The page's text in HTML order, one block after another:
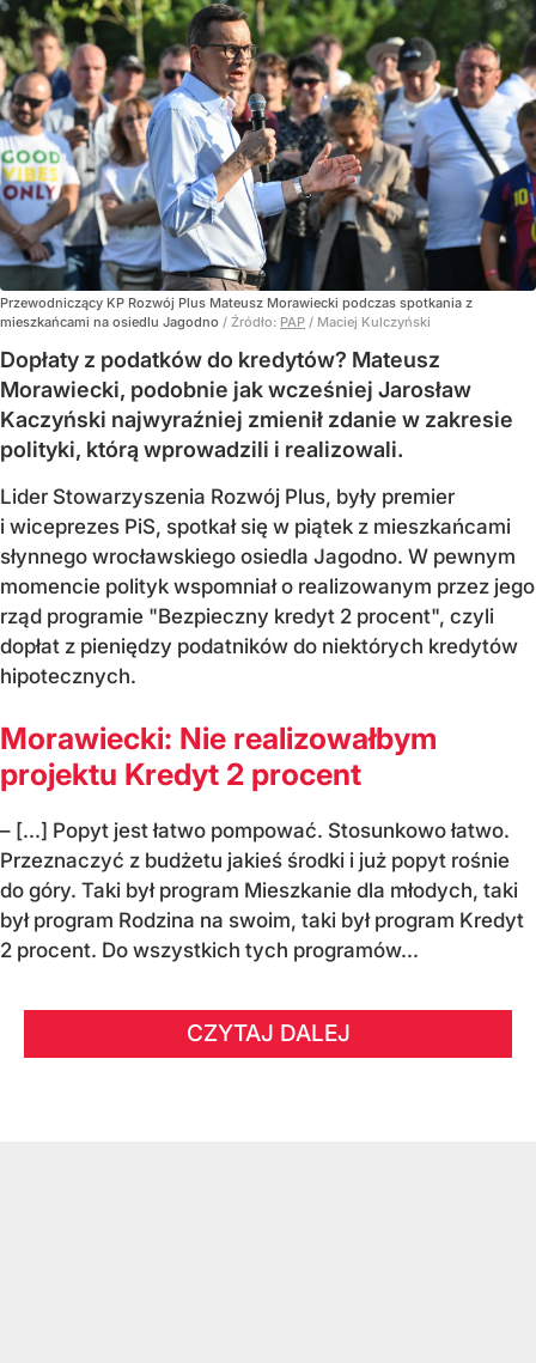
Przewodniczący KP Rozwój Plus Mateusz Morawiecki podczas spotkania z
mieszkańcami na osiedlu Jagodno / Źródło: PAP / Maciej Kulczyński
Dopłaty z podatków do kredytów? Mateusz
Morawiecki, podobnie jak wcześniej Jarosław
Kaczyński najwyraźniej zmienił zdanie w zakresie
polityki, którą wprowadzili i realizowali.
Lider Stowarzyszenia Rozwój Plus, były premier
i wiceprezes PiS, spotkał się w piątek z mieszkańcami
słynnego wrocławskiego osiedla Jagodno. W pewnym
momencie polityk wspomniał o realizowanym przez jego
rząd programie "Bezpieczny kredyt 2 procent", czyli
dopłat z pieniędzy podatników do niektórych kredytów
hipotecznych.
Morawiecki: Nie realizowałbym
projektu Kredyt 2 procent
– [...] Popyt jest łatwo pompować. Stosunkowo łatwo.
Przeznaczyć z budżetu jakieś środki i już popyt rośnie
do góry. Taki był program Mieszkanie dla młodych, taki
był program Rodzina na swoim, taki był program Kredyt
2 procent. Do wszystkich tych programów...
CZYTAJ DALEJ